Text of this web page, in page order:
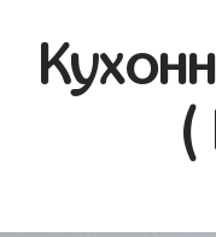
(